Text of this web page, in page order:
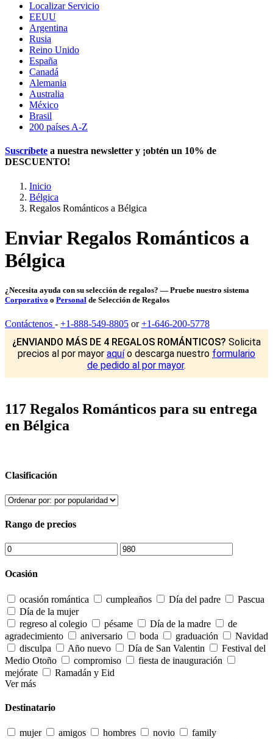
Localizar Servicio
EEUU
Argentina
Rusia
Reino Unido
España
Canadá
Alemania
Australia
México
Brasil
200 países A-Z
Suscríbete a nuestra newsletter y ¡obtén un 10% de
DESCUENTO!
Inicio
Bélgica
Regalos Románticos a Bélgica
Enviar Regalos Románticos a
Bélgica
¿Necesita ayuda con su selección de regalos? — Pruebe nuestro sistema
Corporativo o Personal de Selección de Regalos
Contáctenos - +1-888-549-8805 or+1-646-200-5778
¿ENVIANDO MÁS DE 4 REGALOS ROMÁNTICOS? Solicita
precios al por mayor aquío descarga nuestro formulario
de pedido al por mayor.
117 Regalos Románticos para su entrega
en Bélgica
Clasificación
Rango de precios
Ocasión
ocasión romántica cumpleaños Día del padre
Pascua
Día de la mujer
regreso al colegio
pésame Día de la madre
de
agradecimiento
aniversario boda graduación
Navidad
disculpa
Año nuevo Día de San Valentin
Festival del
Medio Otoño
compromiso
fiesta de inauguración
mejórate
Ramadán y Eid
Ver más
Destinatario
mujer amigos hombres novio
family